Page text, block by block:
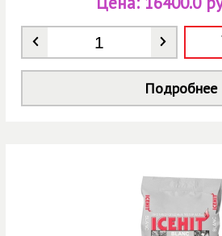
Количество
Подробнее